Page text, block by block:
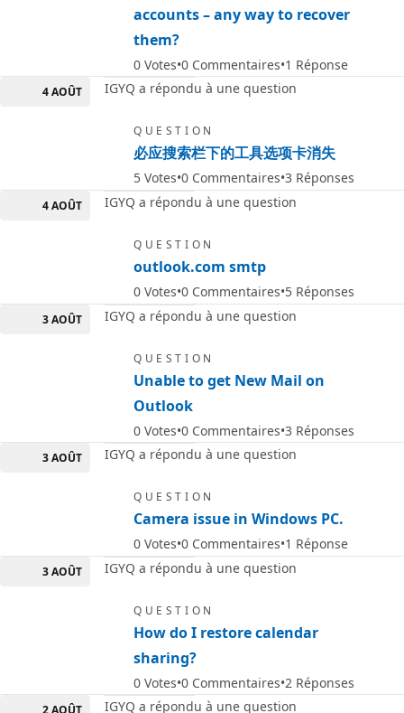
accounts – any way to recover
them?
0 Votes 0 Commentaires 1 Réponse
4 AOÛT IGYQ a répondu à une question
QUESTION
必应搜索栏下的工具选项卡消失
5 Votes 0 Commentaires 3 Réponses
4 AOÛT IGYQ a répondu à une question
QUESTION
outlook.com smtp
0 Votes 0 Commentaires 5 Réponses
3 AOÛT IGYQ a répondu à une question
QUESTION
Unable to get New Mail on
Outlook
0 Votes 0 Commentaires 3 Réponses
3 AOÛT IGYQ a répondu à une question
QUESTION
Camera issue in Windows PC.
0 Votes 0 Commentaires 1 Réponse
3 AOÛT IGYQ a répondu à une question
QUESTION
How do I restore calendar
sharing?
0 Votes 0 Commentaires 2 Réponses
2 AOÛT IGYQ a répondu à une question